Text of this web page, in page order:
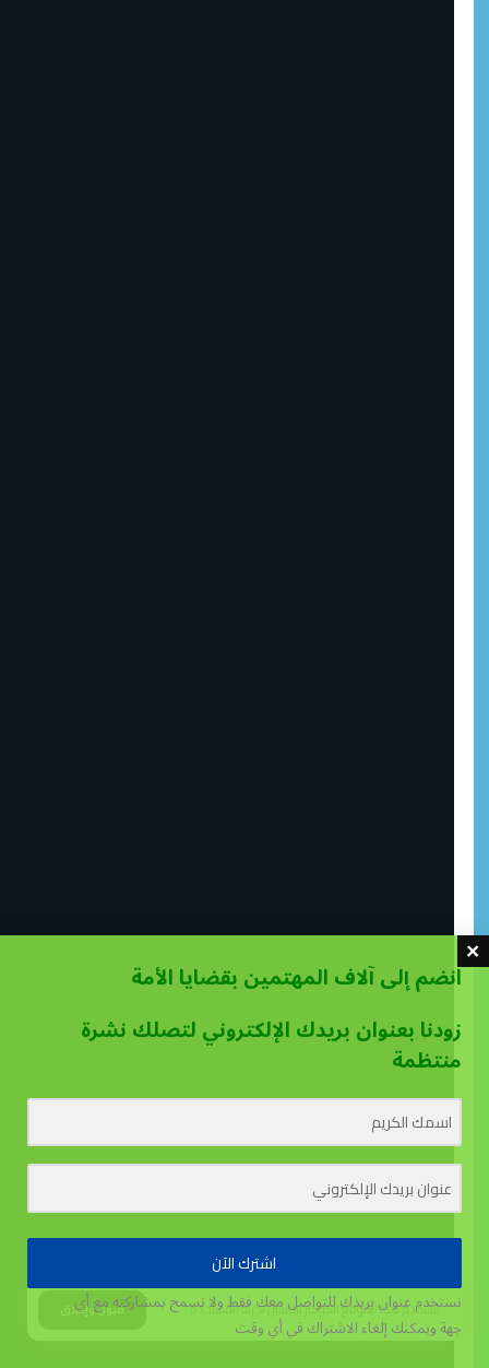
يستخدم هذا الموقع الكوكيز لتحسين تجربة المستخدم. قبول وإغلاق
انضم إلى آلاف المهتمين بقضايا الأمة
زودنا بعنوان بريدك الإلكتروني لتصلك نشرة
منتظمة
اشترك الآن
نستخدم عنوان بريدك للتواصل معك فقط ولا نسمح بمشاركته مع أي
جهةويمكنك إلغاء الاشتراك في أي وقت